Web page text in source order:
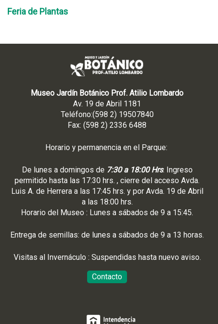
Feria de Plantas
Museo Jardín Botánico Prof. Atilio Lombardo
Av. 19 de Abril 1181
Teléfono:(598 2) 19507840
Fax: (598 2) 2336 6488
Horario y permanencia en el Parque:
De lunes a domingos de 7:30 a 18:00 Hrs. Ingreso
permitido hasta las 17:30 hrs. , cierre del acceso Avda.
Luis A. de Herrera a las 17:45 hrs. y por Avda. 19 de Abril
a las 18:00 hrs.
Horario del Museo : Lunes a sábados de 9 a 15:45.
Entrega de semillas: de lunes a sábados de 9 a 13 horas.
Visitas al Invernáculo : Suspendidas hasta nuevo aviso.
Contacto